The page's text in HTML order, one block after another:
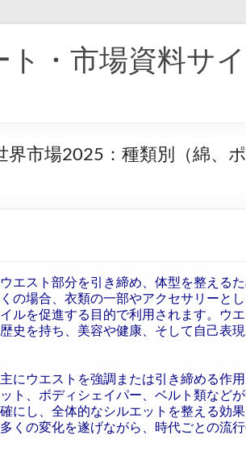
・市場資料サ
市場2025：種類別（綿、
エスト部分を引き締め、体型を整える
の場合、衣類の一部やアクセサリーと
ルを促進する目的で利用されます。ウ
史を持ち、美容や健康、そして自己表
にウエストを強調または引き締める作
ト、ボディシェイパー、ベルト類など
にし、全体的なシルエットを整える効果
くの変化を遂げながら、時代ごとの流